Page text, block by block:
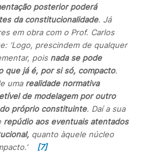
posterior poderá
da constitucionalidade. Já
em obra com o Prof. Carlos
‘Logo, prescindem de qualquer
pois nada se pode
que já é, por si só, compacto.
uma realidade normativa
de modelagem por outro
próprio constituinte. Daí a sua
repúdio aos eventuais atentados
quanto àquele núcleo
[7]